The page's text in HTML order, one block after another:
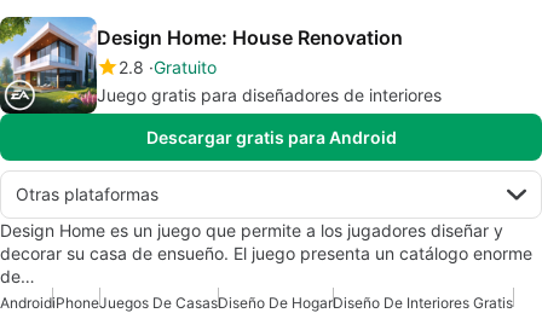
Design Home: House Renovation
2.8 Gratuito
Juego gratis para diseñadores de interiores
Descargar gratis para Android
Otras plataformas
Design Home es un juego que permite a los jugadores diseñar y
decorar su casa de ensueño. El juego presenta un catálogo enorme
de…
AndroidiPhoneJuegos De CasasDiseño De HogarDiseño De Interiores Gratis